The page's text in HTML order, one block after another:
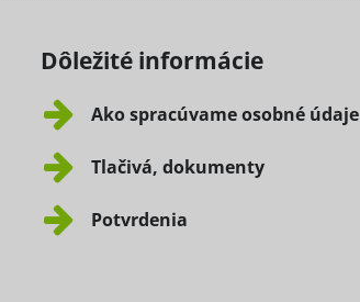
Dôležité informácie
Ako spracúvame osobné údaje
Tlačivá, dokumenty
Potvrdenia